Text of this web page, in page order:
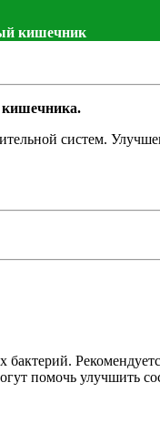
кишечник
кишечника.
систем.
помочь улучшить